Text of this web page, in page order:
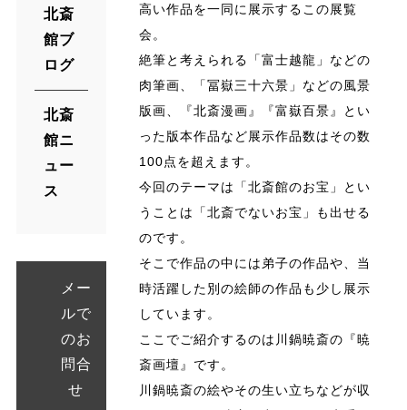
高い作品を一同に展示するこの展覧
会。
絶筆と考えられる「富士越龍」などの
肉筆画、「冨嶽三十六景」などの風景
版画、『北斎漫画』『富嶽百景』とい
った版本作品など展示作品数はその数
100点を超えます。
今回のテーマは「北斎館のお宝」とい
うことは「北斎でないお宝」も出せる
のです。
そこで作品の中には弟子の作品や、当
時活躍した別の絵師の作品も少し展示
しています。
ここでご紹介するのは川鍋暁斎の『暁
斎画壇』です。
川鍋暁斎の絵やその生い立ちなどが収
北斎
館ブ
ログ
北斎
館ニ
ュー
ス
メー
ルで
のお
問合
せ